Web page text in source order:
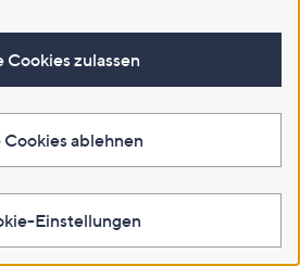
Versand gratis
STEFFEN SCHRAUT Jeggings
London knöchellang
Rundumdehnbund sehr schmales
Bein
5
Weitere Farben verfügbar
Cookies zulassen
ablehnen
Einstellungen